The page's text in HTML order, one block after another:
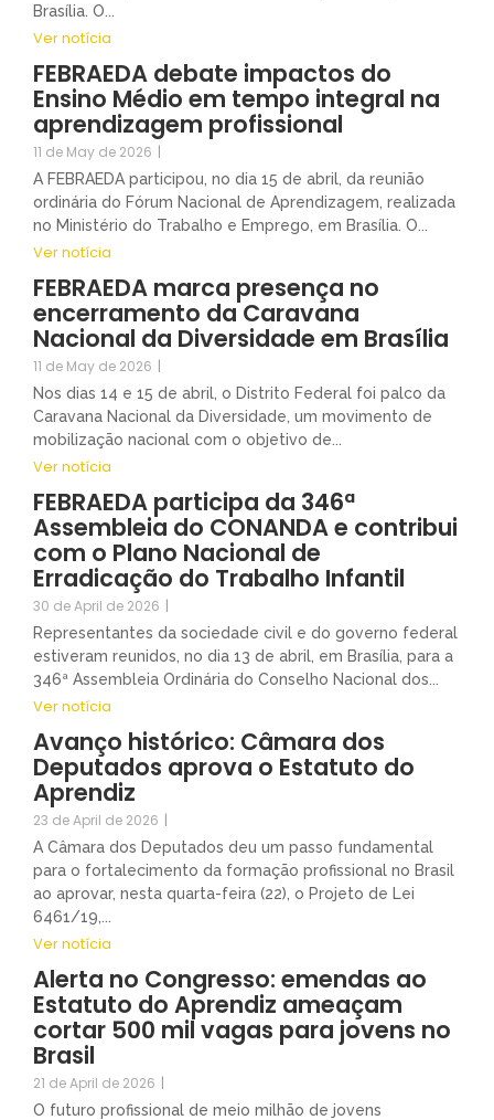
Brasília. O...
Ver notícia
FEBRAEDA debate impactos do
Ensino Médio em tempo integral na
aprendizagem profissional
11 de May de 2026 |
A FEBRAEDA participou, no dia 15 de abril, da reunião
ordinária do Fórum Nacional de Aprendizagem, realizada
no Ministério do Trabalho e Emprego, em Brasília. O...
Ver notícia
FEBRAEDA marca presença no
encerramento da Caravana
Nacional da Diversidade em Brasília
11 de May de 2026 |
Nos dias 14 e 15 de abril, o Distrito Federal foi palco da
Caravana Nacional da Diversidade, um movimento de
mobilização nacional com o objetivo de...
Ver notícia
FEBRAEDA participa da 346ª
Assembleia do CONANDA e contribui
com o Plano Nacional de
Erradicação do Trabalho Infantil
30 de April de 2026 |
Representantes da sociedade civil e do governo federal
estiveram reunidos, no dia 13 de abril, em Brasília, para a
346ª Assembleia Ordinária do Conselho Nacional dos...
Ver notícia
Avanço histórico: Câmara dos
Deputados aprova o Estatuto do
Aprendiz
23 de April de 2026 |
A Câmara dos Deputados deu um passo fundamental
para o fortalecimento da formação profissional no Brasil
ao aprovar, nesta quarta-feira (22), o Projeto de Lei
6461/19,...
Ver notícia
Alerta no Congresso: emendas ao
Estatuto do Aprendiz ameaçam
cortar 500 mil vagas para jovens no
Brasil
21 de April de 2026 |
O futuro profissional de meio milhão de jovens